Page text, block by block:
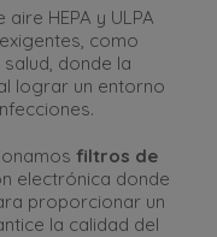
HEPA y ULPA
como
donde la
lograr un entorno
filtros de
electrónica donde
proporcionar un
la calidad del